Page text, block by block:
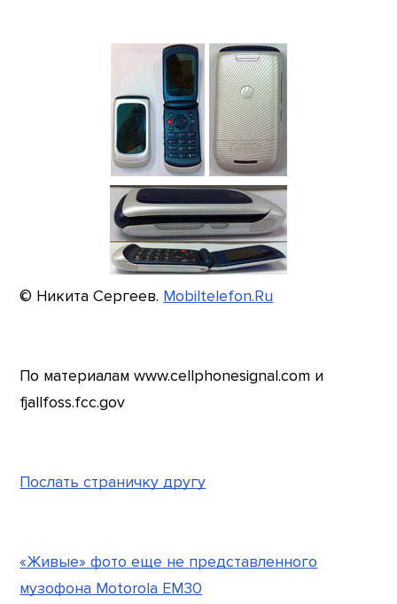
© Никита Сергеев. Mobiltelefon.Ru
По материалам www.cellphonesignal.com и
fjallfoss.fcc.gov
Послать страничку другу
«Живые» фото еще не представленного
музофона Motorola EM30